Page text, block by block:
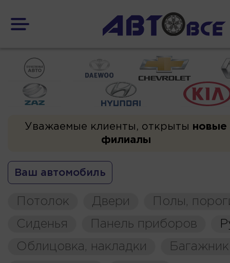
Уважаемые клиенты, открыты новые
филиалы
Ваш автомобиль
Потолок Двери
Полы,
Сиденья
Панель приборов
Облицовка, накладки
Багажник